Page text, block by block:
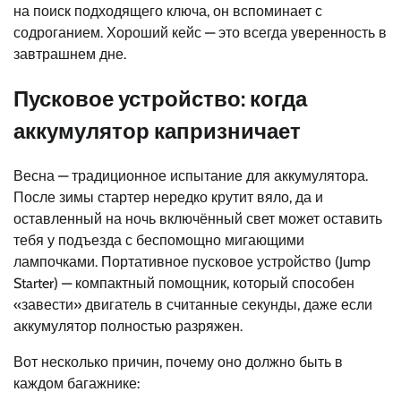
на поиск подходящего ключа, он вспоминает с
содроганием. Хороший кейс — это всегда уверенность в
завтрашнем дне.
Пусковое устройство: когда
аккумулятор капризничает
Весна — традиционное испытание для аккумулятора.
После зимы стартер нередко крутит вяло, да и
оставленный на ночь включённый свет может оставить
тебя у подъезда с беспомощно мигающими
лампочками. Портативное пусковое устройство (Jump
Starter) — компактный помощник, который способен
«завести» двигатель в считанные секунды, даже если
аккумулятор полностью разряжен.
Вот несколько причин, почему оно должно быть в
каждом багажнике: